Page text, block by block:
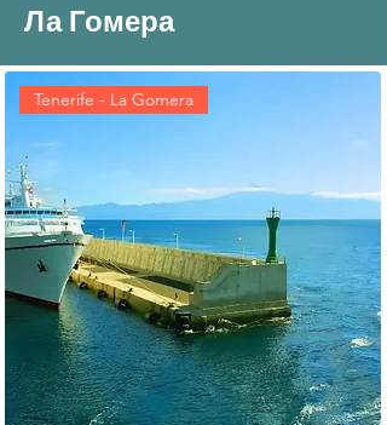
Ла Гомера
Tenerife - La Gomera